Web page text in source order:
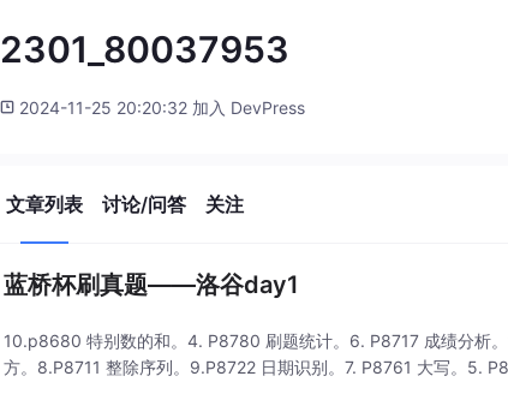
2301_80037953
2024-11-25 20:20:32 加入 DevPress
文章列表 讨论/问答 关注
蓝桥杯刷真题——洛谷day1
10.p8680 特别数的和。4. P8780 刷题统计。6. P8717 成绩分析
方。8.P8711 整除序列。9.P8722 日期识别。7. P8761 大写。5.